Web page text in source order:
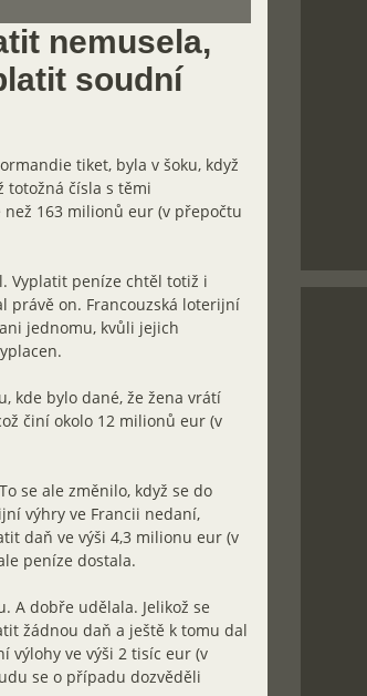
nemusela,
soudní
tiket, byla v šoku, když
totožná čísla s těmi
163 milionů eur (v přepočtu
Vyplatit peníze chtěl totiž i
právě on. Francouzská loterijní
jednomu, kvůli jejich
kde bylo dané, že žena vrátí
činí okolo 12 milionů eur (v
se ale změnilo, když se do
výhry ve Francii nedaní,
daň ve výši 4,3 milionu eur (v
peníze dostala.
A dobře udělala. Jelikož se
žádnou daň a ještě k tomu dal
výlohy ve výši 2 tisíc eur (v
se o případu dozvěděli